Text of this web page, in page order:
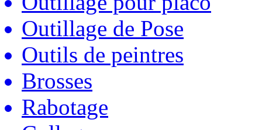
Outillage de Pose
Outils de peintres
Brosses
Rabotage